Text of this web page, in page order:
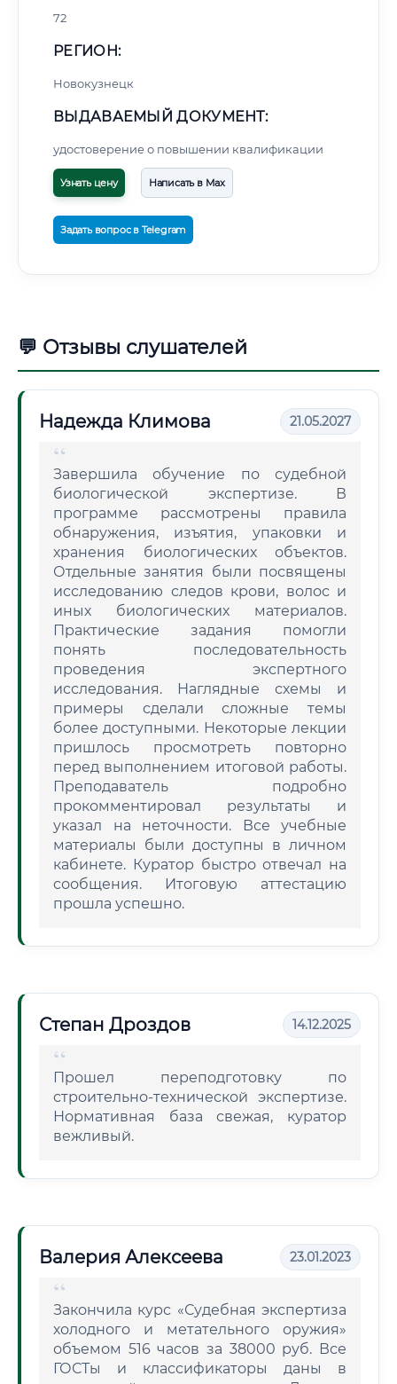
72
РЕГИОН:
Новокузнецк
ВЫДАВАЕМЫЙ ДОКУМЕНТ:
удостоверение о повышении квалификации
Узнать цену Написать в Max
Задать вопрос в Telegram
💬 Отзывы слушателей
Надежда Климова 21.05.2027
Завершила обучение по судебной
биологической экспертизе. В
программе рассмотрены правила
обнаружения, изъятия, упаковки и
хранения биологических объектов.
Отдельные занятия были посвящены
исследованию следов крови, волос и
иных биологических материалов.
Практические задания помогли
понять последовательность
проведения экспертного
исследования. Наглядные схемы и
примеры сделали сложные темы
более доступными. Некоторые лекции
пришлось просмотреть повторно
перед выполнением итоговой работы.
Преподаватель подробно
прокомментировал результаты и
указал на неточности. Все учебные
материалы были доступны в личном
кабинете. Куратор быстро отвечал на
сообщения. Итоговую аттестацию
прошла успешно.
Степан Дроздов 14.12.2025
Прошел переподготовку по
строительно-технической экспертизе.
Нормативная база свежая, куратор
вежливый.
Валерия Алексеева 23.01.2023
Закончила курс «Судебная экспертиза
холодного и метательного оружия»
объемом 516 часов за 38000 руб. Все
ГОСТы и классификаторы даны в